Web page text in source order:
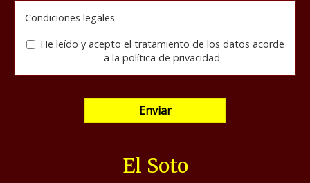
Condiciones legales
He leído y acepto el tratamiento de los datos acorde
a la política de privacidad
Enviar
El Soto